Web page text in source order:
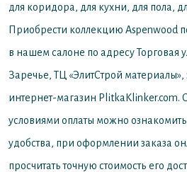
для коридора, для кухни, для пола,
Приобрести коллекцию Aspenwood
в нашем салоне по адресу Торговая
Заречье, ТЦ «ЭлитСтрой
интернет-магазин PlitkaKlinker.com.
условиями оплаты можно
удобства, при оформлении заказа
просчитать точную стоимость его